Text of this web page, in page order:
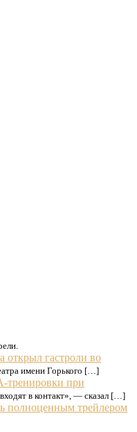
открыл гастроли во
имени Горького […]
тренировки при
в контакт», — сказал […]
полноценным трейлером